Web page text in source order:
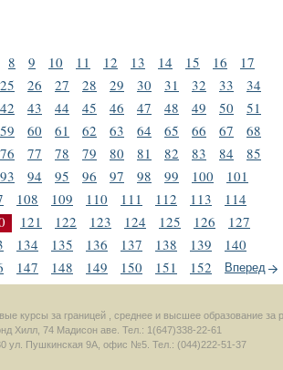
8 9 10 11 12 13 14 15 16
17
25 26 27 28 29 30 31 32 33
34
42 43 44 45 46 47 48 49 50
51
59 60 61 62 63 64 65 66 67
68
76 77 78 79 80 81 82 83 84
85
93 94 95 96 97 98 99 100
101
108 109 110 111 112 113
114
121 122 123 124 125 126
127
134 135 136 137 138 139
140
147 148 149 150 151 152 Вперед
курсы за границей , среднее и высшее образование за
Хилл 74 Мадисон аве. Тел.: 1(647)338-22-61
ул. Пушкинская 9А, офис №5. Тел.: (044)222-51-37